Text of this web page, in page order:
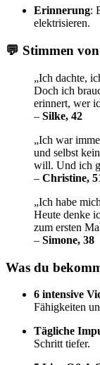
Erinnerung:
elektrisieren.
💬 Stimmen
„Ich dachte,
Doch ich
erinnert, wer
– Silke, 42
„Ich war
und selbst
will. Und ich
– Christine,
„Ich habe
Heute denke
zum ersten
– Simone, 38
Was du
6 intensive
Fähigkeiten
Tägliche
Schritt tiefer.